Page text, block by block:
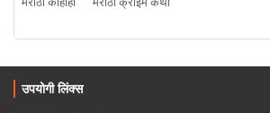
उपयोगी लिंक्स